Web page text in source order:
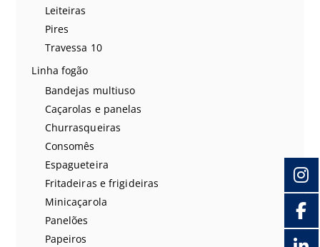
Leiteiras
Pires
Travessa 10
Linha fogão
Bandejas multiuso
Caçarolas e panelas
Churrasqueiras
Consomês
Espagueteira
Fritadeiras e frigideiras
Minicaçarola
Panelões
Papeiros